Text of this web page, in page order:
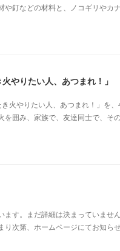
釘などの材料と、ノコギリやカ
やりたい人、あつまれ！」
火やりたい人、あつまれ！」を
を囲み、家族で、友達同士で、そ
ます。まだ詳細は決まっていま
り次第、ホームページにてお知ら